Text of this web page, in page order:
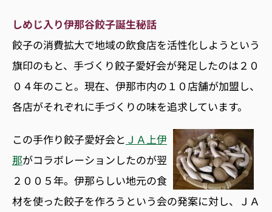
しめじ入り伊那谷餃子誕生秘話
餃子の消費拡大で地域の飲食店を活性化しようという
旗印のもと、手づくり餃子愛好会が発足したのは２０
０４年のこと。現在、伊那市内の１０店舗が加盟し、
各店がそれぞれに手づくりの味を追求しています。
この手作り餃子愛好会と ＪＡ上伊
那がコラボレーションしたのが翌
２００５年。伊那らしい地元の食
材を使った餃子を作ろうという会の発案に対し、ＪＡ